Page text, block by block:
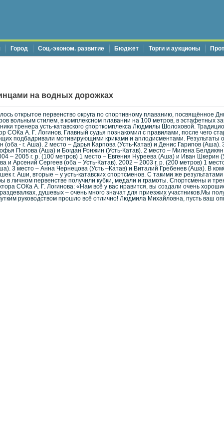
Город Соц.-эконом. развитие Бюджет Торги и аукционы
на водных дорожках
открытое первенство округа по спортивному плаванию, посвящённое
вольным стилем, в комплексном плавании на 100 метров, в эстафетных
тренера усть-катавского спорткомплекса Людмилы Шолоховой.
СОКа А. Г. Логинов. Главный судья познакомил с правилами, после чего
подбадривали мотивирующими криками и аплодисментами. Результаты
- г. Аша). 2 место – Дарья Карпова (Усть-Катав) и Денис Гарипов (Аша).
Попова (Аша) и Богдан Ронжин (Усть-Катав). 2 место – Милена
– 2005 г. р. (100 метров) 1 место – Евгения Нуреева (Аша) и Иван Шкерин
и Арсений Сергеев (оба – Усть-Катав). 2002 – 2003 г. р. (200 метров) 1
3 место – Анна Чернецова (Усть –Катав) и Виталий Гребенев (Аша). В
г. Аши, вторые – у усть-катавских спортсменов. С такими же
в личном первенстве получили кубки, медали и грамоты. Спортсмены и
СОКа А. Г. Логинова: «Нам всё у вас нравится, вы создали очень
душевых – очень много значат для приезжих участников.Мы
руководством прошло всё отлично! Людмила Михайловна, пусть ваш